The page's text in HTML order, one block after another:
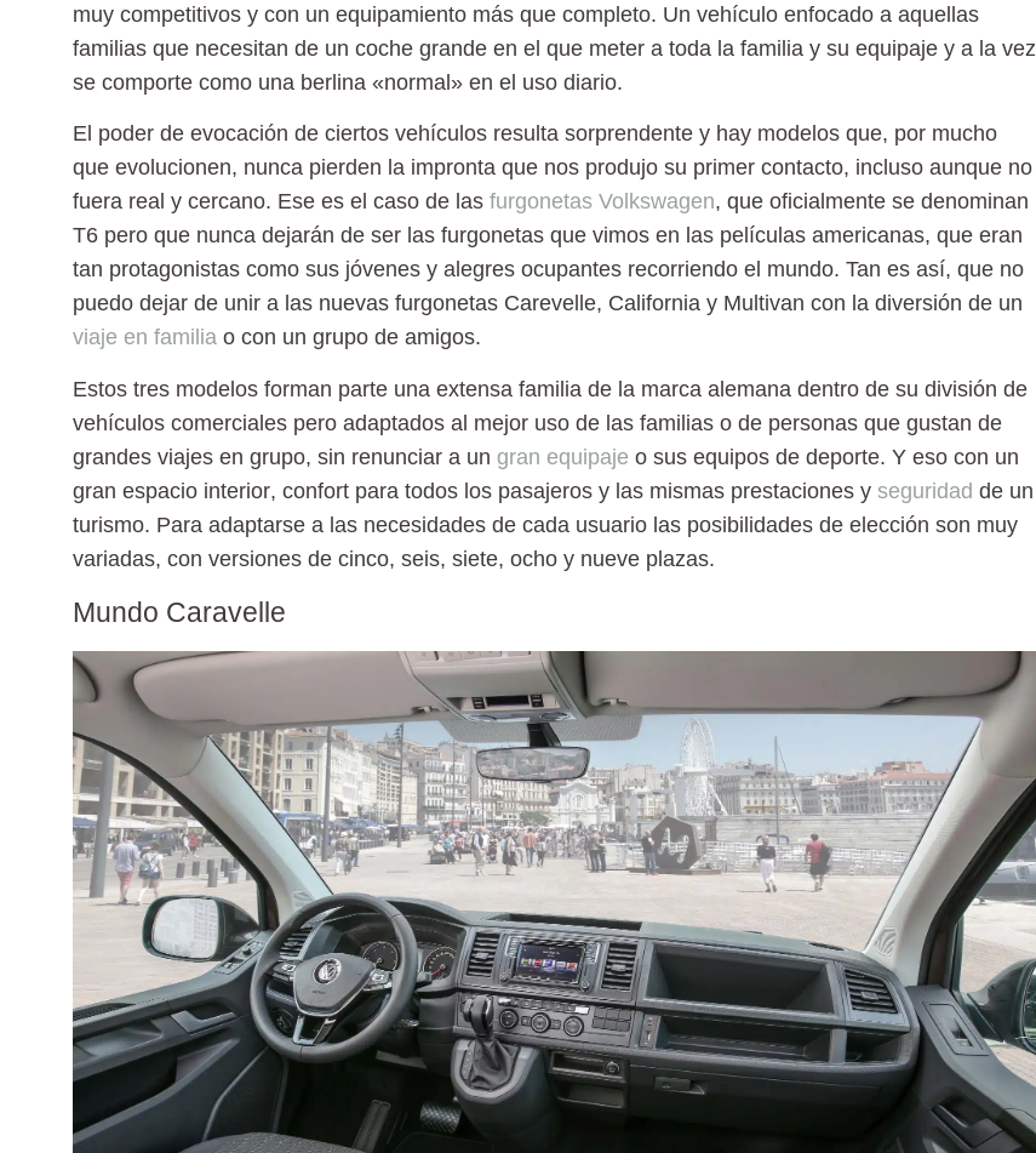
muy competitivos y con un equipamiento más que completo. Un vehículo enfocado a aquellas
familias que necesitan de un coche grande en el que meter a toda la familia y su equipaje y a la vez
se comporte como una berlina «normal» en el uso diario.
El poder de evocación de ciertos vehículos resulta sorprendente y hay modelos que, por mucho
que evolucionen, nunca pierden la impronta que nos produjo su primer contacto, incluso aunque no
fuera real y cercano. Ese es el caso de las furgonetas Volkswagen, que oficialmente se denominan
T6 pero que nunca dejarán de ser las furgonetas que vimos en las películas americanas, que eran
tan protagonistas como sus jóvenes y alegres ocupantes recorriendo el mundo. Tan es así, que no
puedo dejar de unir a las nuevas furgonetas Carevelle, California y Multivan con la diversión de un
viaje en familia o con un grupo de amigos.
Estos tres modelos forman parte una extensa familia de la marca alemana dentro de su división de
vehículos comerciales pero adaptados al mejor uso de las familias o de personas que gustan de
grandes viajes en grupo, sin renunciar a un gran equipaje o sus equipos de deporte. Y eso con un
gran espacio interior, confort para todos los pasajeros y las mismas prestaciones y seguridad de un
turismo. Para adaptarse a las necesidades de cada usuario las posibilidades de elección son muy
variadas, con versiones de cinco, seis, siete, ocho y nueve plazas.
Mundo Caravelle